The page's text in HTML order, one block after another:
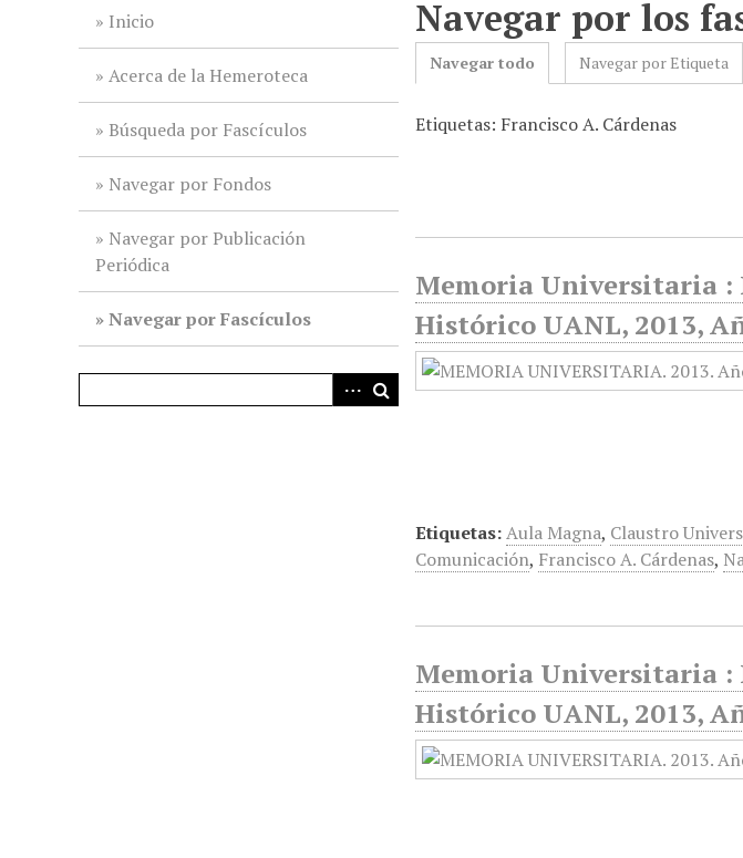
Inicio
Acerca de la Hemeroteca
Búsqueda por Fascículos
Navegar por Fondos
Navegar por Publicación
Periódica
Navegar por Fascículos
Navegar por los
Navegar todo Navegar por Etiqueta
Etiquetas: Francisco A. Cárdenas
Memoria Universitaria :
Histórico UANL, 2013,
Etiquetas:Aula Magna, Claustro
Comunicación, Francisco A. Cárdenas,
Memoria Universitaria :
Histórico UANL, 2013,